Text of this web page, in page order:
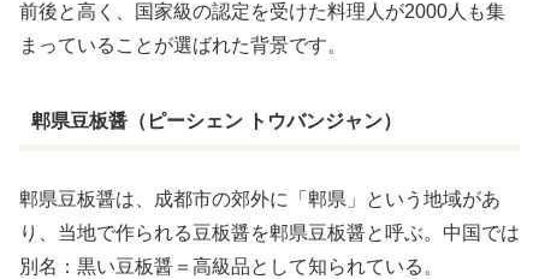
前後と高く、国家級の認定を受けた料理人が2000人も集
まっていることが選ばれた背景です。
郫県豆板醤（ピーシェン トウバンジャン）
郫県豆板醤は、成都市の郊外に「郫県」という地域があ
り、当地で作られる豆板醤を郫県豆板醤と呼ぶ。中国では
別名：黒い豆板醤＝高級品として知られている。